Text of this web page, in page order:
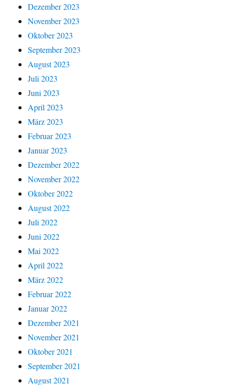
Dezember 2023
November 2023
Oktober 2023
September 2023
August 2023
Juli 2023
Juni 2023
April 2023
März 2023
Februar 2023
Januar 2023
Dezember 2022
November 2022
Oktober 2022
August 2022
Juli 2022
Juni 2022
Mai 2022
April 2022
März 2022
Februar 2022
Januar 2022
Dezember 2021
November 2021
Oktober 2021
September 2021
August 2021